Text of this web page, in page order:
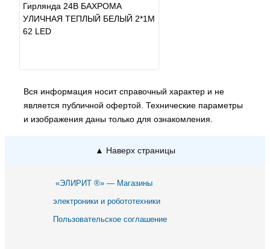
Гирлянда 24В БАХРОМА
УЛИЧНАЯ ТЕПЛЫЙ БЕЛЫЙ 2*1М
62 LED
Вся информация носит справочный характер и не
является публичной офертой. Технические параметры
и изображения даны только для ознакомления.
▲ Наверх страницы
«ЭЛИРИТ ®» — Магазины
электроники и робототехники
Пользовательское соглашение